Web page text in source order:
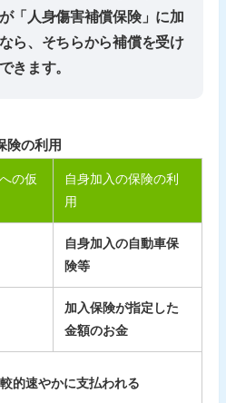
「 人身傷害補償保険」に加
ら、そちらから補償を受け
きます。
険の利用
の仮
自身加入の保険の利
用
自身加入の自動車保
険等
加入保険が指定した
金額のお金
的速やかに支払われる